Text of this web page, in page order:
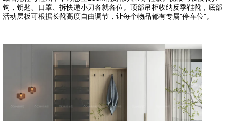
钩，钥匙、口罩、拆快递小刀各就各位。顶部吊柜收纳反季鞋靴，底部
活动层板可根据长靴高度自由调节，让每个物品都有专属"停车位"。